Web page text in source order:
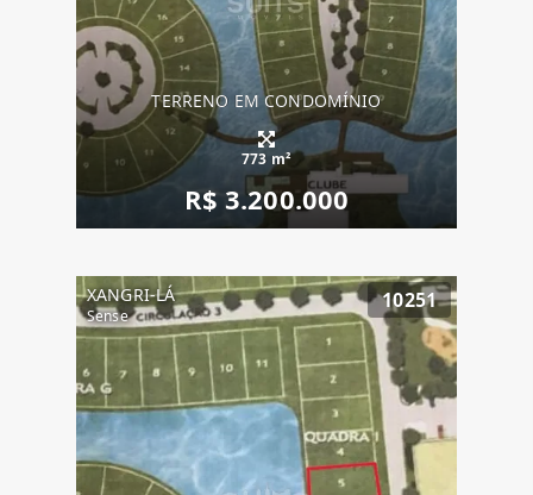
TERRENO EM CONDOMÍNIO
773 m²
R$ 3.200.000
XANGRI-LÁ
Sense
10251